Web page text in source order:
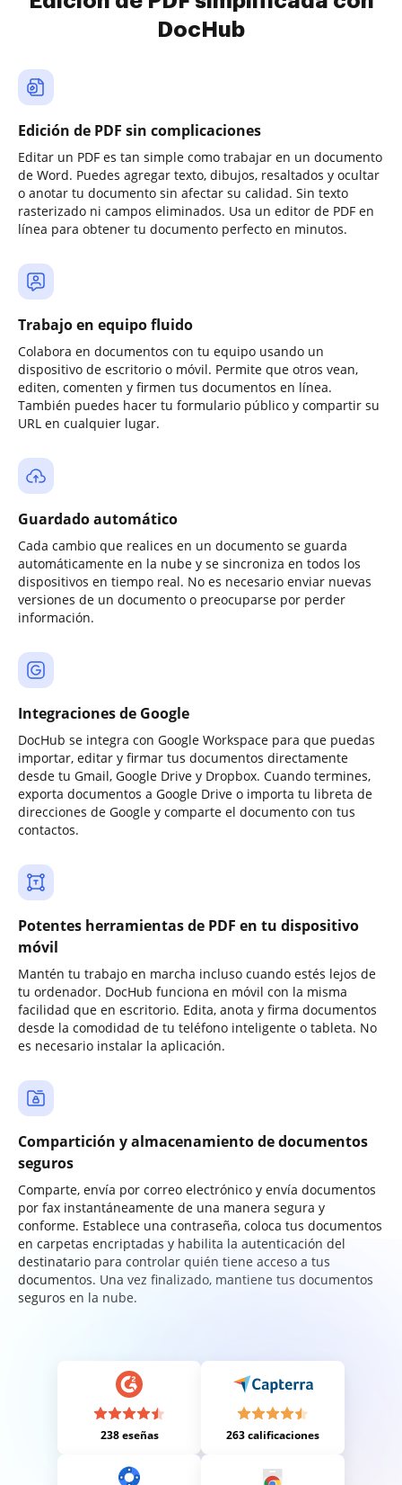
DocHub
Edición de PDF sin complicaciones
Editar un PDF es tan simple como trabajar en un documento
de Word. Puedes agregar texto, dibujos, resaltados y ocultar
o anotar tu documento sin afectar su calidad. Sin texto
rasterizado ni campos eliminados. Usa un editor de PDF en
línea para obtener tu documento perfecto en minutos.
Trabajo en equipo fluido
Colabora en documentos con tu equipo usando un
dispositivo de escritorio o móvil. Permite que otros vean,
editen, comenten y firmen tus documentos en línea.
También puedes hacer tu formulario público y compartir su
URL en cualquier lugar.
Guardado automático
Cada cambio que realices en un documento se guarda
automáticamente en la nube y se sincroniza en todos los
dispositivos en tiempo real. No es necesario enviar nuevas
versiones de un documento o preocuparse por perder
información.
Integraciones de Google
DocHub se integra con Google Workspace para que puedas
importar, editar y firmar tus documentos directamente
desde tu Gmail, Google Drive y Dropbox. Cuando termines,
exporta documentos a Google Drive o importa tu libreta de
direcciones de Google y comparte el documento con tus
contactos.
Potentes herramientas de PDF en tu dispositivo
móvil
Mantén tu trabajo en marcha incluso cuando estés lejos de
tu ordenador. DocHub funciona en móvil con la misma
facilidad que en escritorio. Edita, anota y firma documentos
desde la comodidad de tu teléfono inteligente o tableta. No
es necesario instalar la aplicación.
Compartición y almacenamiento de documentos
seguros
Comparte, envía por correo electrónico y envía documentos
por fax instantáneamente de una manera segura y
conforme. Establece una contraseña, coloca tus documentos
en carpetas encriptadas y habilita la autenticación del
destinatario para controlar quién tiene acceso a tus
documentos. Una vez finalizado, mantiene tus documentos
seguros en la nube.
238 eseñas 263 calificaciones